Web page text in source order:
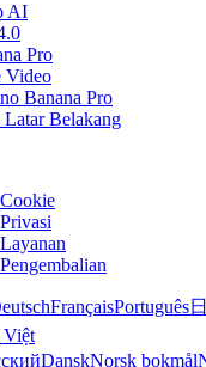
AI
Pro
Video
Banana Pro
Latar Belakang
FrançaisPortuguês
Việt
DanskNorsk bokmål